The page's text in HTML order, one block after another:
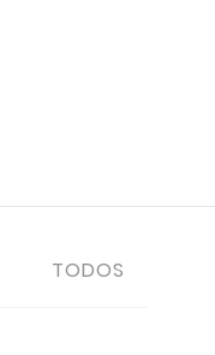
TODOS